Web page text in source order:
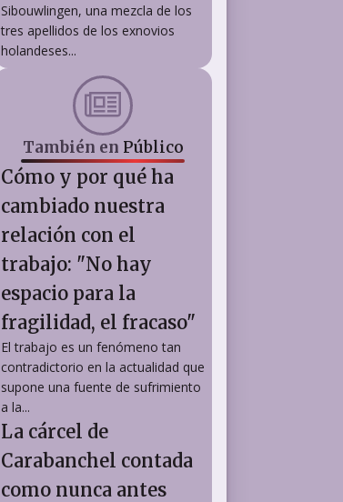
Sibouwlingen, una mezcla de los
tres apellidos de los exnovios
holandeses...
También en Público
Cómo y por qué ha
cambiado nuestra
relación con el
trabajo: "No hay
espacio para la
fragilidad, el fracaso"
El trabajo es un fenómeno tan
contradictorio en la actualidad que
supone una fuente de sufrimiento
a la...
La cárcel de
Carabanchel contada
como nunca antes